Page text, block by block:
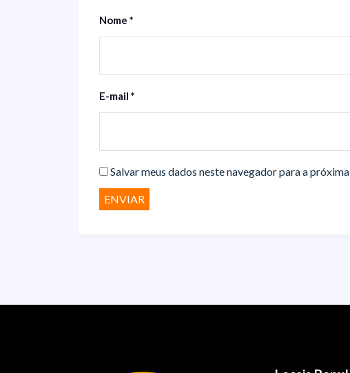
Nome *
E-mail *
Salvar meus dados neste navegador para a